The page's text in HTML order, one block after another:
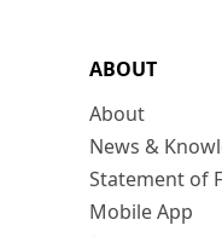
ABOUT
About
News &
Statement of
Mobile App